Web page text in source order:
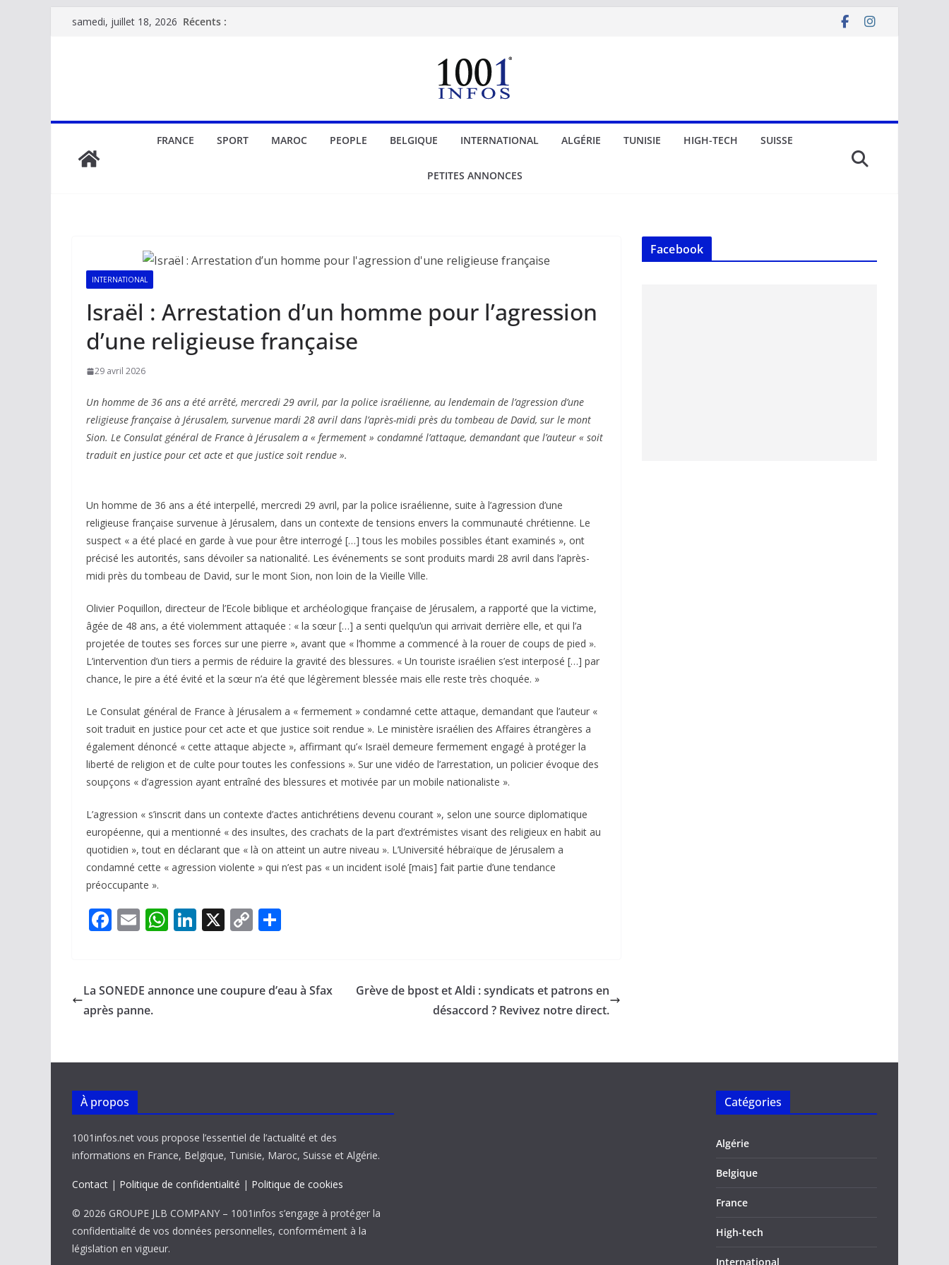
Passersamedi, juillet 18, 2026 Récents :
FRANCE SPORT MAROC PEOPLE BELGIQUE INTERNATIONAL ALGÉRIE TUNISIE HIGH-TECH SUISSE
PETITES ANNONCES
INTERNATIONAL
Israël : Arrestation d’un homme pour l’agression
d’une religieuse française
29 avril 2026
Un homme de 36 ans a été arrêté, mercredi 29 avril, par la police israélienne, au lendemain de l’agression d’une
religieuse française à Jérusalem, survenue mardi 28 avril dans l’après-midi près du tombeau de David, sur le mont
Sion. Le Consulat général de France à Jérusalem a « fermement » condamné l’attaque, demandant que l’auteur « soit
traduit en justice pour cet acte et que justice soit rendue ».
Un homme de 36 ans a été interpellé, mercredi 29 avril, par la police israélienne, suite à l’agression d’une
religieuse française survenue à Jérusalem, dans un contexte de tensions envers la communauté chrétienne. Le
suspect « a été placé en garde à vue pour être interrogé […] tous les mobiles possibles étant examinés », ont
précisé les autorités, sans dévoiler sa nationalité. Les événements se sont produits mardi 28 avril dans l’après-
midi près du tombeau de David, sur le mont Sion, non loin de la Vieille Ville.
Olivier Poquillon, directeur de l’Ecole biblique et archéologique française de Jérusalem, a rapporté que la victime,
âgée de 48 ans, a été violemment attaquée : « la sœur […] a senti quelqu’un qui arrivait derrière elle, et qui l’a
projetée de toutes ses forces sur une pierre », avant que « l’homme a commencé à la rouer de coups de pied ».
L’intervention d’un tiers a permis de réduire la gravité des blessures. « Un touriste israélien s’est interposé […] par
chance, le pire a été évité et la sœur n’a été que légèrement blessée mais elle reste très choquée. »
Le Consulat général de France à Jérusalem a « fermement » condamné cette attaque, demandant que l’auteur «
soit traduit en justice pour cet acte et que justice soit rendue ». Le ministère israélien des Affaires étrangères a
également dénoncé « cette attaque abjecte », affirmant qu’« Israël demeure fermement engagé à protéger la
liberté de religion et de culte pour toutes les confessions ». Sur une vidéo de l’arrestation, un policier évoque des
soupçons « d’agression ayant entraîné des blessures et motivée par un mobile nationaliste ».
L’agression « s’inscrit dans un contexte d’actes antichrétiens devenu courant », selon une source diplomatique
européenne, qui a mentionné « des insultes, des crachats de la part d’extrémistes visant des religieux en habit au
quotidien », tout en déclarant que « là on atteint un autre niveau ». L’Université hébraïque de Jérusalem a
condamné cette « agression violente » qui n’est pas « un incident isolé [mais] fait partie d’une tendance
préoccupante ».
F
b
o
k
E
l
W
s
p
Li
e
X C
y
k
g
La SONEDE annonce une coupure d’eau à Sfax
après panne.
Grève de bpost et Aldi : syndicats et patrons en
désaccord ? Revivez notre direct.
Facebook
À propos
1001infos.net vous propose l’essentiel de l’actualité et des
informations en France, Belgique, Tunisie, Maroc, Suisse et Algérie.
Contact | Politique de confidentialité | Politique de cookies
© 2026 GROUPE JLB COMPANY – 1001infos s’engage à protéger la
confidentialité de vos données personnelles, conformément à la
législation en vigueur.
Catégories
Algérie
Belgique
France
High-tech
International